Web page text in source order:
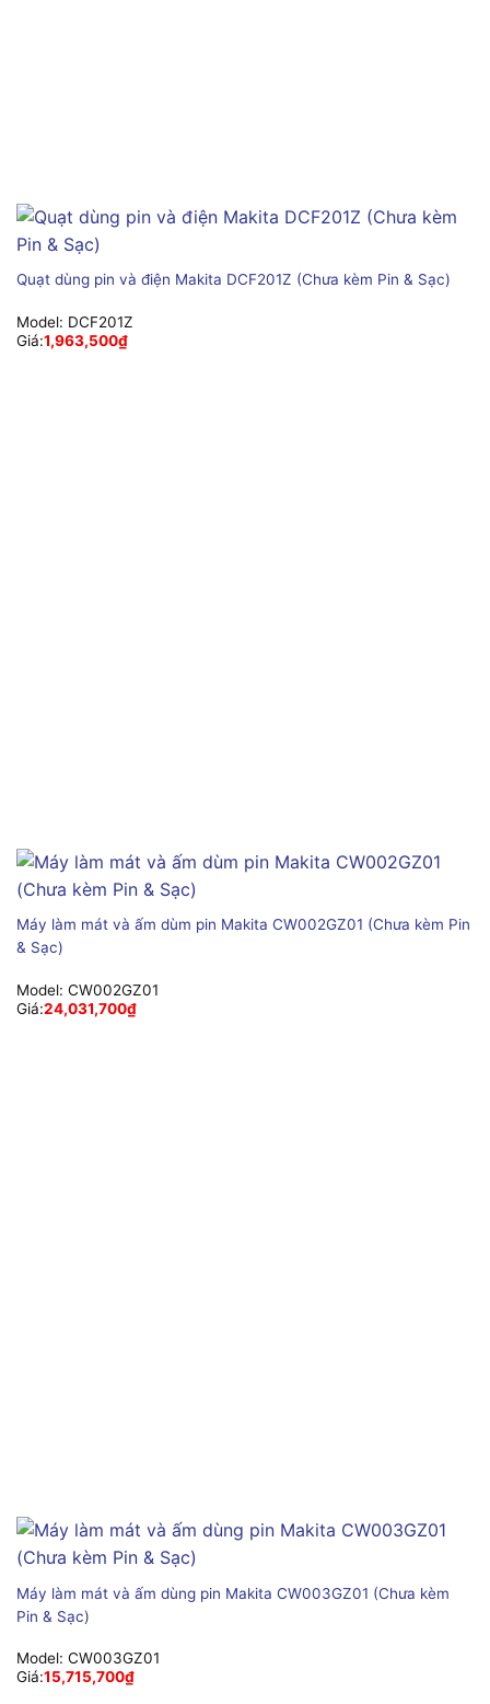
Quạt dùng pin và điện Makita DCF201Z (Chưa kèm Pin & Sạc)
Model: DCF201Z
Giá:1,963,500₫
Máy làm mát và ấm dùm pin Makita CW002GZ01 (Chưa kèm Pin
& Sạc)
Model: CW002GZ01
Giá:24,031,700₫
Máy làm mát và ấm dùng pin Makita CW003GZ01 (Chưa kèm
Pin & Sạc)
Model: CW003GZ01
Giá:15,715,700₫